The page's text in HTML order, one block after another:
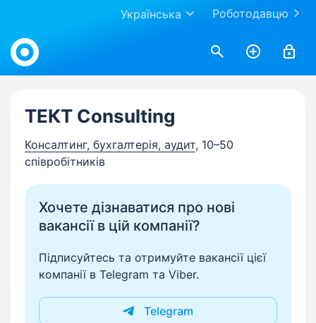
Роботодавцю
Українська
Work.ua
ТЕКТ Consulting
Консалтинг, бухгалтерія, аудит, 10–50
співробітників
Хочете дізнаватися про нові
вакансії в цій компанії?
Підписуйтесь та отримуйте вакансії цієї
компанії в Telegram та Viber.
Telegram